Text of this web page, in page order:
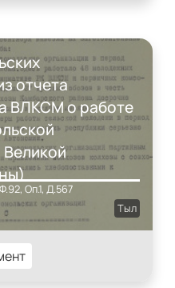
отчета
ВЛКСМ о работе
Великой
Оп.1, Д.567
Тыл